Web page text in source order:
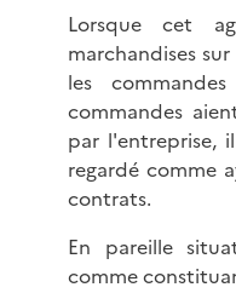
Lorsque cet
marchandises
les
commandes
par l'entreprise,
regardé comme
contrats.
En pareille
comme